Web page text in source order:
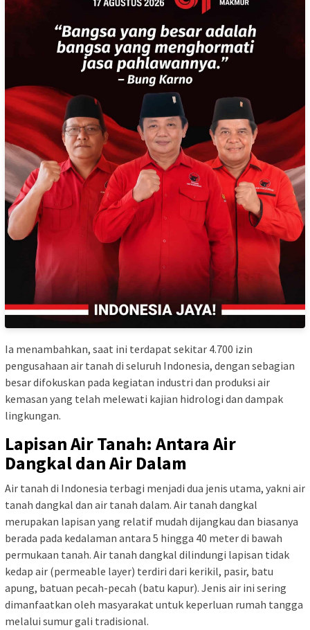
Ia menambahkan, saat ini terdapat sekitar 4.700 izin
pengusahaan air tanah di seluruh Indonesia, dengan sebagian
besar difokuskan pada kegiatan industri dan produksi air
kemasan yang telah melewati kajian hidrologi dan dampak
lingkungan.
Lapisan Air Tanah: Antara Air
Dangkal dan Air Dalam
Air tanah di Indonesia terbagi menjadi dua jenis utama, yakni air
tanah dangkal dan air tanah dalam. Air tanah dangkal
merupakan lapisan yang relatif mudah dijangkau dan biasanya
berada pada kedalaman antara 5 hingga 40 meter di bawah
permukaan tanah. Air tanah dangkal dilindungi lapisan tidak
kedap air (permeable layer) terdiri dari kerikil, pasir, batu
apung, batuan pecah-pecah (batu kapur). Jenis air ini sering
dimanfaatkan oleh masyarakat untuk keperluan rumah tangga
melalui sumur gali tradisional.